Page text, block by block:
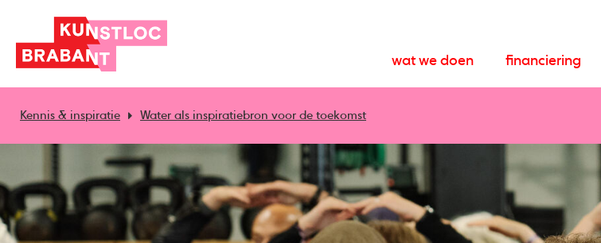
wat we doen financiering
Kennis & inspiratie Water als inspiratiebron voor de toekomst